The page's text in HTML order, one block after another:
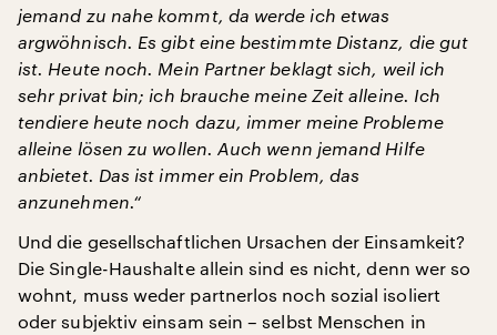
jemand zu nahe kommt, da werde ich etwas
argwöhnisch. Es gibt eine bestimmte Distanz, die gut
ist. Heute noch. Mein Partner beklagt sich, weil ich
sehr privat bin; ich brauche meine Zeit alleine. Ich
tendiere heute noch dazu, immer meine Probleme
alleine lösen zu wollen. Auch wenn jemand Hilfe
anbietet. Das ist immer ein Problem, das
anzunehmen.“
Und die gesellschaftlichen Ursachen der Einsamkeit?
Die Single-Haushalte allein sind es nicht, denn wer so
wohnt, muss weder partnerlos noch sozial isoliert
oder subjektiv einsam sein – selbst Menschen in